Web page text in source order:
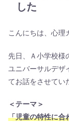
した
こんにちは、心
先日、Ａ小学校様
ユニバーサルデザ
てお話をさせてい
＜テーマ＞
「児童の特性に合